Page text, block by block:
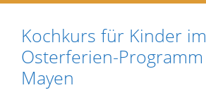
Kochkurs für Kinder im
Osterferien-Programm
Mayen